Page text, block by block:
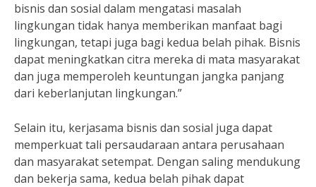
bisnis dan sosial dalam mengatasi masalah
lingkungan tidak hanya memberikan manfaat bagi
lingkungan, tetapi juga bagi kedua belah pihak. Bisnis
dapat meningkatkan citra mereka di mata masyarakat
dan juga memperoleh keuntungan jangka panjang
dari keberlanjutan lingkungan.”
Selain itu, kerjasama bisnis dan sosial juga dapat
memperkuat tali persaudaraan antara perusahaan
dan masyarakat setempat. Dengan saling mendukung
dan bekerja sama, kedua belah pihak dapat